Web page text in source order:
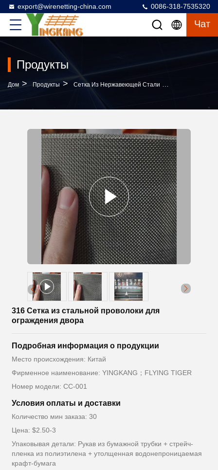
export@wirenetting-china.com 0086-318-7535320
Чат
Продукты
Дом > Продукты > Сетка Из Нержавеющей Стали >
316 Сетка из стальной проволоки для
ограждения двора
Подробная информация о продукции
Место происхождения: Китай
Фирменное наименование: YINGKANG；FLYING TIGER
Номер модели: СС-001
Условия оплаты и доставки
Количество мин заказа: 30
Цена: $2.50-3
Упаковывая детали: Рукав из бумажной трубки + стрейч-
пленка из полиэтилена + утолщенная водонепроницаемая
крафт-бумага